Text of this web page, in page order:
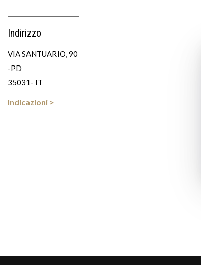
Indirizzo
VIA SANTUARIO, 90
-PD
35031- IT
Indicazioni >